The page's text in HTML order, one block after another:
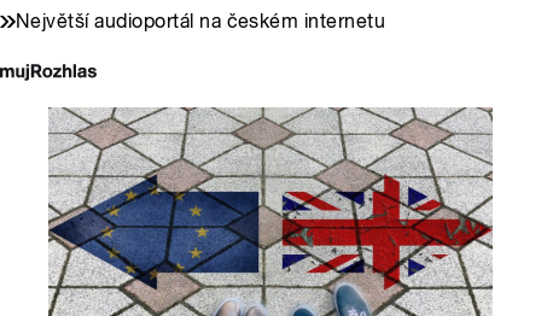
Největší audioportál na českém internetu